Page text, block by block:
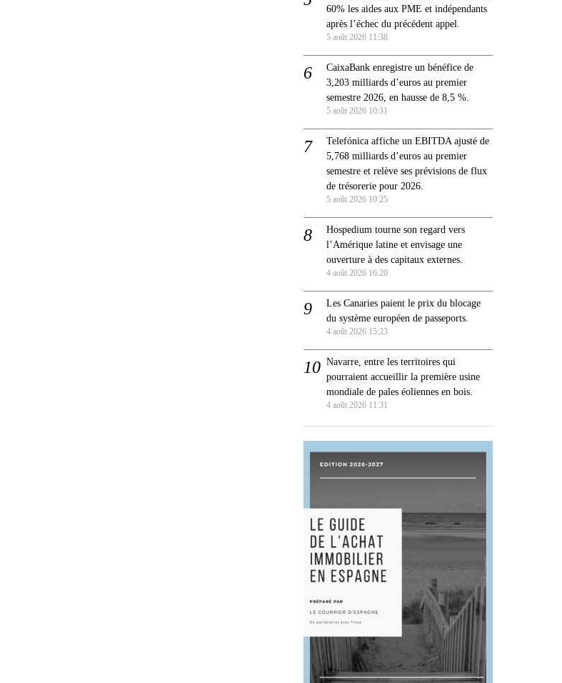
60% les aides aux PME et indépendants
après l’échec du précédent appel.
5 août 2026 11:38
CaixaBank enregistre un bénéfice de
3,203 milliards d’euros au premier
semestre 2026, en hausse de 8,5 %.
5 août 2026 10:31
Telefónica affiche un EBITDA ajusté de
5,768 milliards d’euros au premier
semestre et relève ses prévisions de flux
de trésorerie pour 2026.
5 août 2026 10:25
Hospedium tourne son regard vers
l’Amérique latine et envisage une
ouverture à des capitaux externes.
4 août 2026 16:20
Les Canaries paient le prix du blocage
du système européen de passeports.
4 août 2026 15:23
Navarre, entre les territoires qui
pourraient accueillir la première usine
mondiale de pales éoliennes en bois.
4 août 2026 11:31